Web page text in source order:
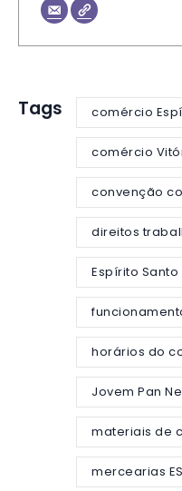
Tags comércio
comércio
convenção
direitos
Espírito
horários do
Jovem Pan
materiais de
mercearias ES